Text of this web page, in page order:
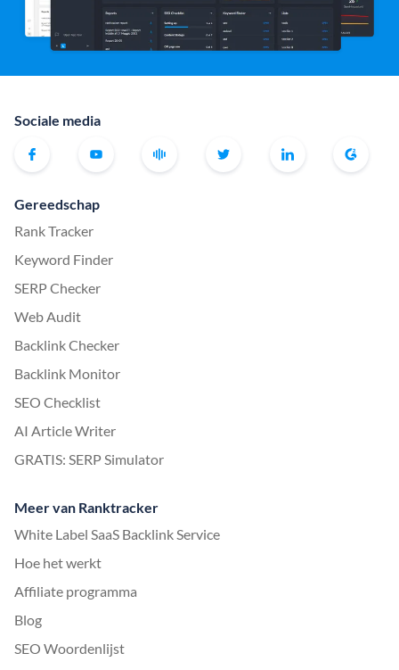
Sociale media
Gereedschap
Rank Tracker
Keyword Finder
SERP Checker
Web Audit
Backlink Checker
Backlink Monitor
SEO Checklist
AI Article Writer
GRATIS: SERP Simulator
Meer van Ranktracker
White Label SaaS Backlink Service
Hoe het werkt
Affiliate programma
Blog
SEO Woordenlijst